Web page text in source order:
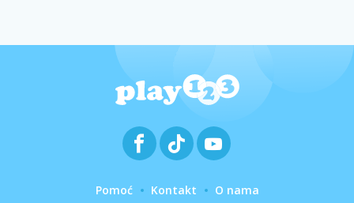
Pomoć Kontakt O nama